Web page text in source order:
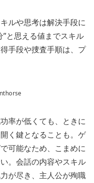
ルや思考は解決手段に
と思える値までスキル
手段や捜査手順は、プ
率が低くても、ときに
く鍵となることも。ゲ
可能なため、こまめに
。会話の内容やスキル
が尽き、主人公が殉職